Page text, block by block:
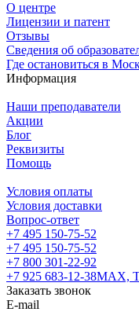
О центре
Лицензии и патент
Отзывы
Сведения об
Где остановиться в
Информация
Наши преподаватели
Акции
Блог
Реквизиты
Помощь
Условия оплаты
Условия доставки
Вопрос-ответ
+7 495 150-75-52
+7 495 150-75-52
+7 800 301-22-92
+7 925 683-12-38MAX,
Заказать звонок
E-mail